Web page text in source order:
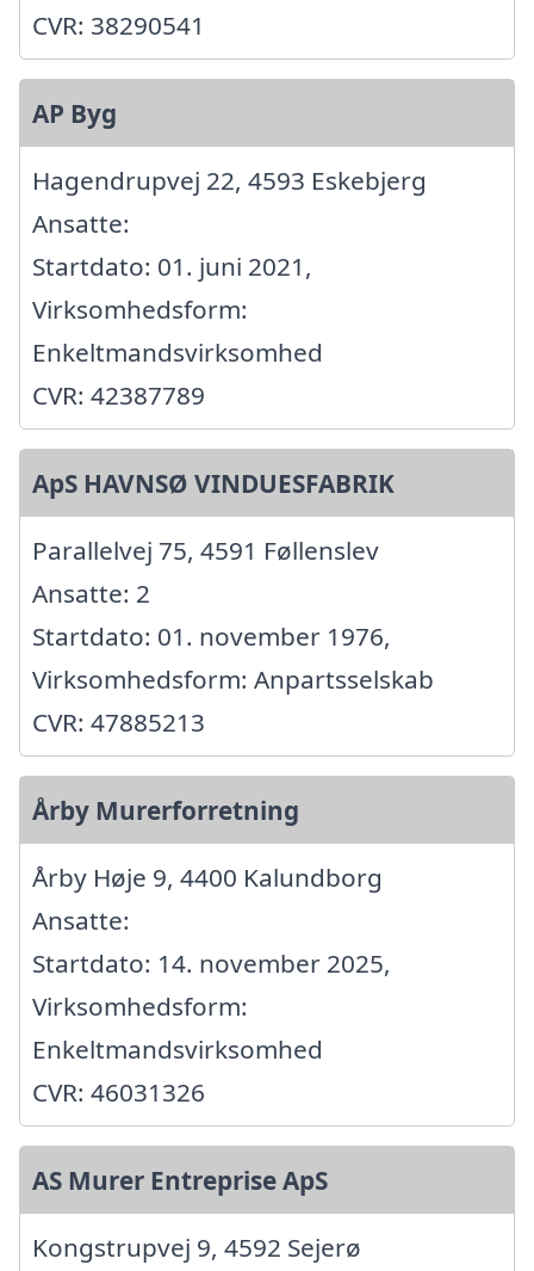
CVR: 38290541
AP Byg
Hagendrupvej 22, 4593 Eskebjerg
Ansatte:
Startdato: 01. juni 2021,
Virksomhedsform:
Enkeltmandsvirksomhed
CVR: 42387789
ApS HAVNSØ VINDUESFABRIK
Parallelvej 75, 4591 Føllenslev
Ansatte: 2
Startdato: 01. november 1976,
Virksomhedsform: Anpartsselskab
CVR: 47885213
Årby Murerforretning
Årby Høje 9, 4400 Kalundborg
Ansatte:
Startdato: 14. november 2025,
Virksomhedsform:
Enkeltmandsvirksomhed
CVR: 46031326
AS Murer Entreprise ApS
Kongstrupvej 9, 4592 Sejerø